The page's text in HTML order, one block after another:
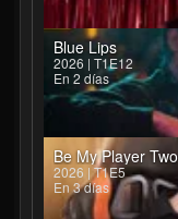
Blue Lips
2026 | T1E12
En 2 días
Be My Player Two
2026 | T1E5
En 3 días